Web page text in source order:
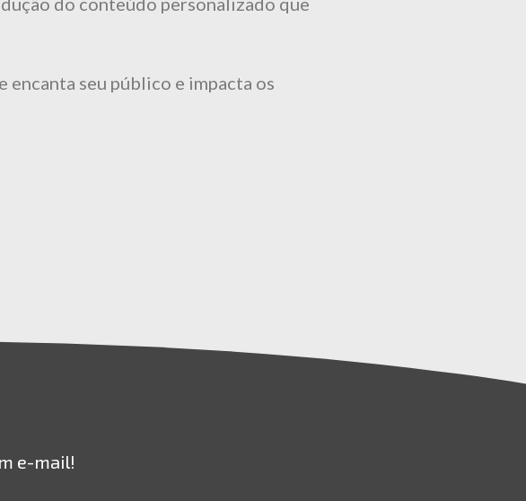
encanta seu público e impacta os
e-mail!